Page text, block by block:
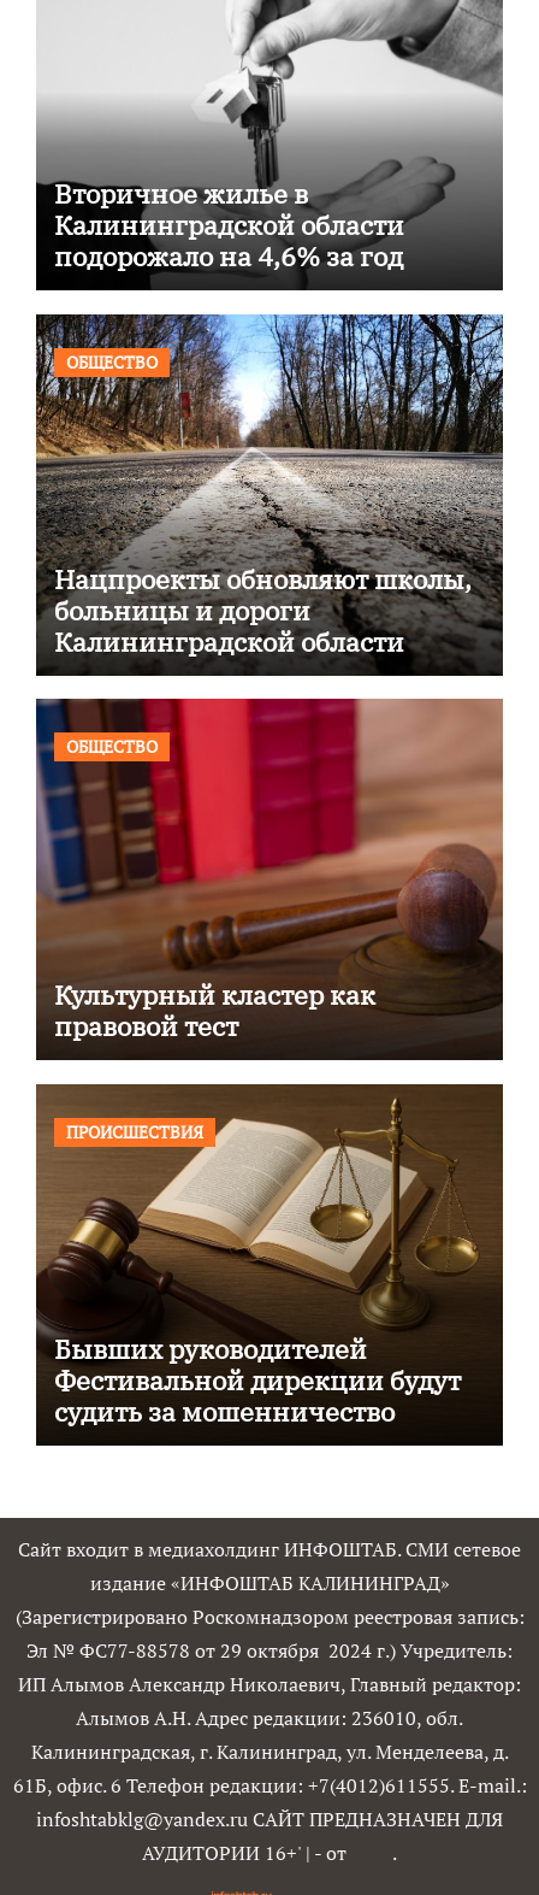
Вторичное жилье в
Калининградской области
подорожало на 4,6% за год
ОБЩЕСТВО
Нацпроекты обновляют школы,
больницы и дороги
Калининградской области
ОБЩЕСТВО
Культурный кластер как
правовой тест
ПРОИСШЕСТВИЯ
Бывших руководителей
Фестивальной дирекции будут
судить за мошенничество
Сайт входит в медиахолдинг ИНФОШТАБ. СМИ сетевое
издание «ИНФОШТАБ КАЛИНИНГРАД»
(Зарегистрировано Роскомнадзором реестровая запись:
Эл № ФС77-88578 от 29 октября 2024 г.) Учредитель:
ИП Алымов Александр Николаевич, Главный редактор:
Алымов А.Н. Адрес редакции: 236010, обл.
Калининградская, г. Калининград, ул. Менделеева, д.
61Б, офис. 6 Телефон редакции: +7(4012)611555. E-mail.:
infoshtabklg@yandex.ru САЙТ ПРЕДНАЗНАЧЕН ДЛЯ
АУДИТОРИИ 16+' | - от .